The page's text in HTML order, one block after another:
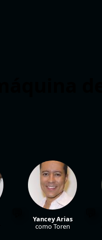
Yancey Arias
como Toren